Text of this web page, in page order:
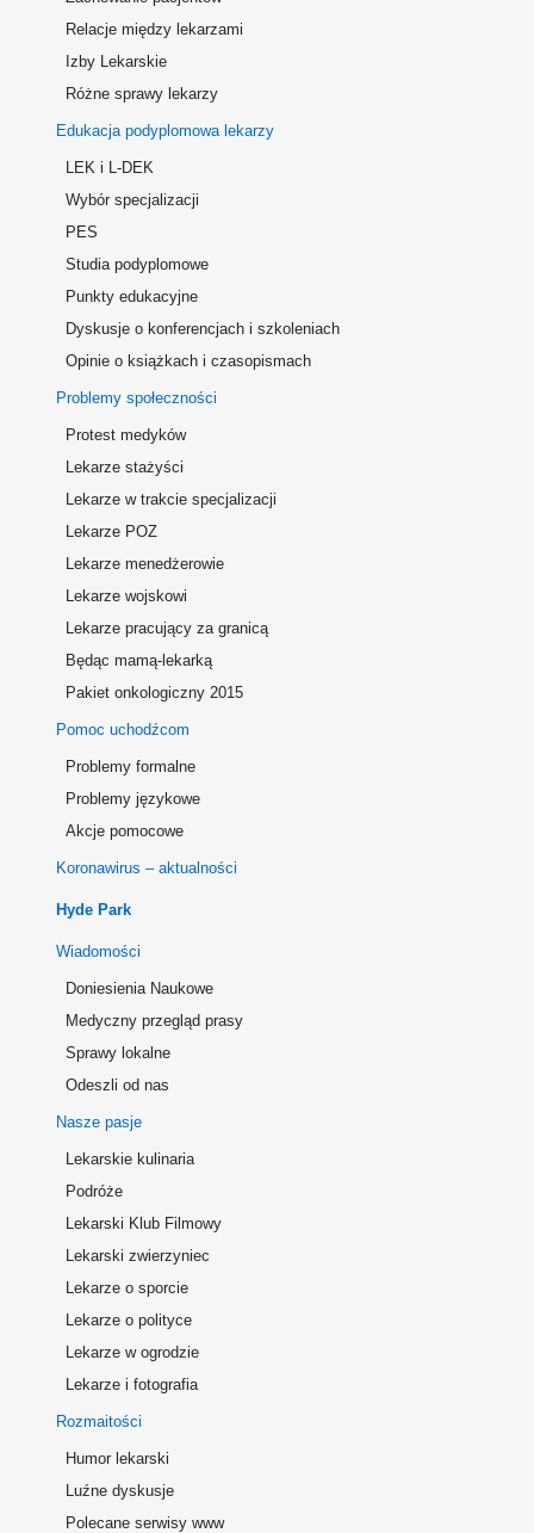
Relacje między lekarzami
Izby Lekarskie
Różne sprawy lekarzy
Edukacja podyplomowa lekarzy
LEK i L-DEK
Wybór specjalizacji
PES
Studia podyplomowe
Punkty edukacyjne
Dyskusje o konferencjach i szkoleniach
Opinie o książkach i czasopismach
Problemy społeczności
Protest medyków
Lekarze stażyści
Lekarze w trakcie specjalizacji
Lekarze POZ
Lekarze menedżerowie
Lekarze wojskowi
Lekarze pracujący za granicą
Będąc mamą-lekarką
Pakiet onkologiczny 2015
Pomoc uchodźcom
Problemy formalne
Problemy językowe
Akcje pomocowe
Koronawirus – aktualności
Hyde Park
Wiadomości
Doniesienia Naukowe
Medyczny przegląd prasy
Sprawy lokalne
Odeszli od nas
Nasze pasje
Lekarskie kulinaria
Podróże
Lekarski Klub Filmowy
Lekarski zwierzyniec
Lekarze o sporcie
Lekarze o polityce
Lekarze w ogrodzie
Lekarze i fotografia
Rozmaitości
Humor lekarski
Luźne dyskusje
Polecane serwisy www